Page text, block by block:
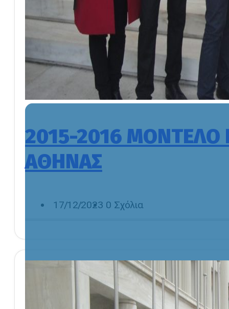
2015-2016
ΑΘΗΝΑΣ
17/12/2023 0 Σχόλια